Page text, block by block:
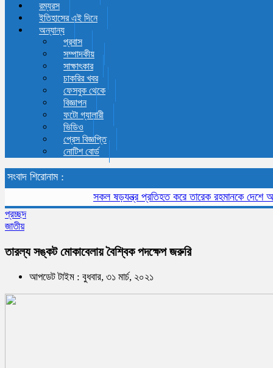
রম্যরস
ইতিহাসের এই দিনে
অন্যান্য
প্রবাস
সম্পাদকীয়
সাক্ষাৎকার
চাকরির খবর
ফেসবুক থেকে
বিজ্ঞাপন
ফটো গ্যালারী
ভিডিও
প্রেস বিজ্ঞপ্তি
নোটিশ বোর্ড
সংবাদ শিরোনাম :
সকল ষড়যন্ত্র প্রতিহত করে তারেক রহমানকে দেশে
প্রচ্ছদ
জাতীয়
তারল্য সঙ্কট মোকাবেলায় বৈশ্বিক পদক্ষেপ জরুরি
আপডেট টাইম : বুধবার, ৩১ মার্চ, ২০২১